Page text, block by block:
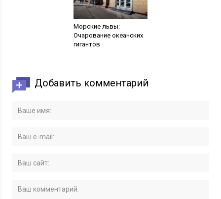
Морские львы:
Очарование океанских
гигантов
Добавить комментарий